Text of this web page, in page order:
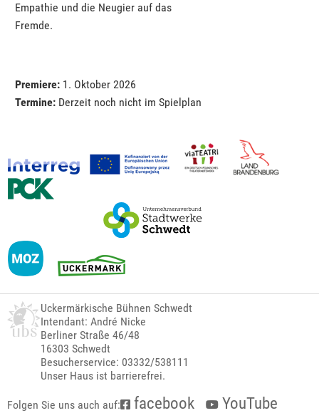
Empathie und die Neugier auf das
Fremde.
Premiere: 1. Oktober 2026
Termine: Derzeit noch nicht im Spielplan
Uckermärkische Bühnen Schwedt
Intendant: André Nicke
Berliner Straße 46/48
16303 Schwedt
Besucherservice: 03332/538111
Unser Haus ist barrierefrei.
Folgen Sie uns auch auf: facebook
YouTube